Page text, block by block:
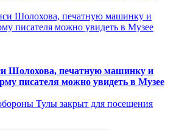
Шолохова, печатную машинку и
писателя можно увидеть в Музее